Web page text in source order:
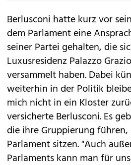
Berlusconi hatte kurz vor
dem Parlament eine
seiner Partei gehalten, die
Luxusresidenz Palazzo
versammelt haben. Dabei
weiterhin in der Politik
mich nicht in ein Kloster
versicherte Berlusconi. Es
die ihre Gruppierung
Parlament sitzen. "Auch
Parlaments kann man für